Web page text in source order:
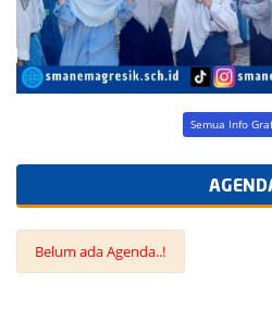
Semua Info
Belum ada Agenda..!